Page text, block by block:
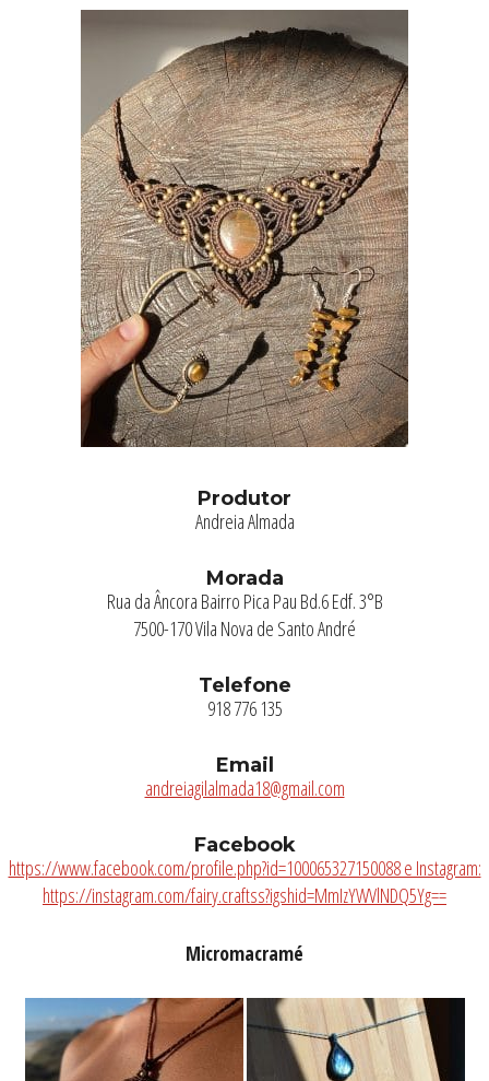
Produtor
Andreia Almada
Morada
Rua da Âncora Bairro Pica Pau Bd.6 Edf. 3°B
7500-170 Vila Nova de Santo André
Telefone
918 776 135
Email
andreiagilalmada18@gmail.com
Facebook
https://www.facebook.com/profile.php?id=100065327150088 e Instagram:
https://instagram.com/fairy.craftss?igshid=MmIzYWVlNDQ5Yg==
Micromacramé